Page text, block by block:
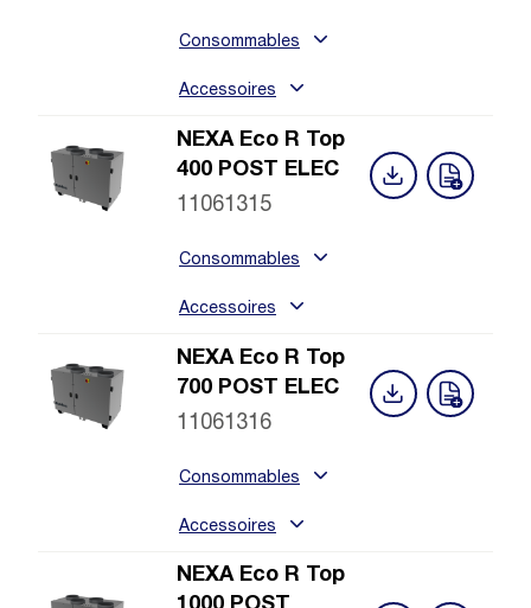
Consommables
Accessoires
NEXA Eco R Top
400 POST ELEC
11061315
Consommables
Accessoires
NEXA Eco R Top
700 POST ELEC
11061316
Consommables
Accessoires
NEXA Eco R Top